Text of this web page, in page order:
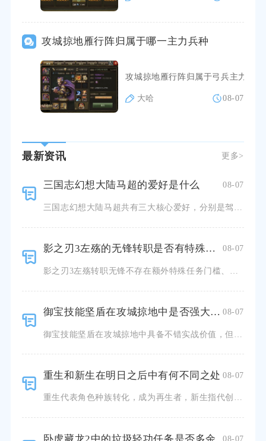
攻城掠地雁行阵归属于哪一主力兵种
攻城掠地雁行阵归属于弓兵主力兵
大哈 08-07
最新资讯 更多>
三国志幻想大陆马超的爱好是什么 08-07
影之刃3左殇的无锋转职是否有特殊要求或限制 08-07
御宝技能坚盾在攻城掠地中是否强大有效 08-07
重生和新生在明日之后中有何不同之处 08-07
重生代表角色种族转化，成为再生者，新生指代创建全新人类角色，二者在身份机制、养成路线、资源消耗、玩法
08-07